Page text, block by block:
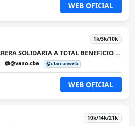
WEB OFICIAL
1k/3k/10k
SOLIDARIA A TOTAL BENEFICIO DE VASO
📷@vaso.cba @cbarunweb
WEB OFICIAL
10k/14k/21k